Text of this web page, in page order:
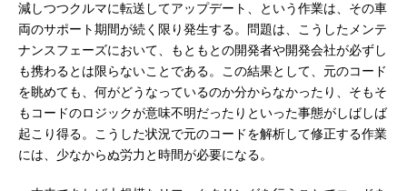
減しつつクルマに転送してアップデート、という作業は、その車
両のサポート期間が続く限り発生する。問題は、こうしたメンテ
ナンスフェーズにおいて、もともとの開発者や開発会社が必ずし
も携わるとは限らないことである。この結果として、元のコード
を眺めても、何がどうなっているのか分からなかったり、そもそ
もコードのロジックが意味不明だったりといった事態がしばしば
起こり得る。こうした状況で元のコードを解析して修正する作業
には、少なからぬ労力と時間が必要になる。